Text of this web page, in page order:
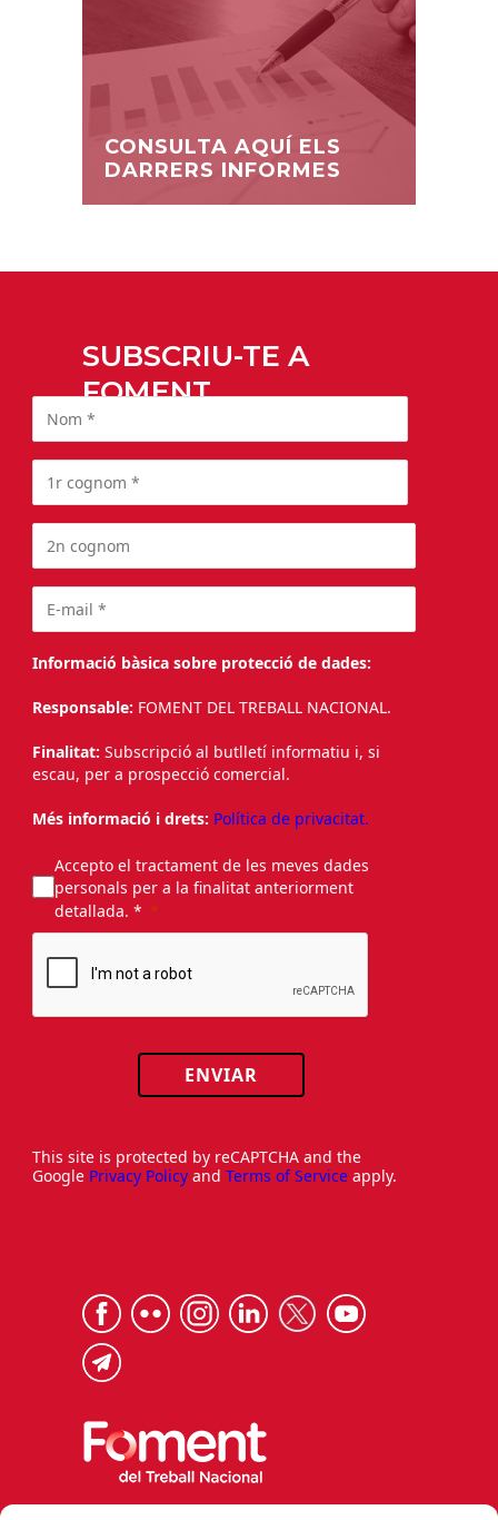
CONSULTA AQUÍ ELS
DARRERS INFORMES
SUBSCRIU-TE A
FOMENT
Informació bàsica sobre protecció de dades:
Responsable: FOMENT DEL TREBALL NACIONAL.
Finalitat: Subscripció al butlletí informatiu i, si
escau, per a prospecció comercial.
Més informació i drets: Política de privacitat.
Accepto el tractament de les meves dades
personals per a la finalitat anteriorment
detallada. *
ENVIAR
This site is protected by reCAPTCHA and the
Google Privacy Policy and Terms of Service apply.